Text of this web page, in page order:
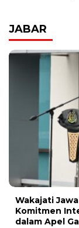
JABAR
Wakajati
Komitmen
dalam Apel